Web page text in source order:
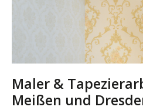
Maler &
Meißen und